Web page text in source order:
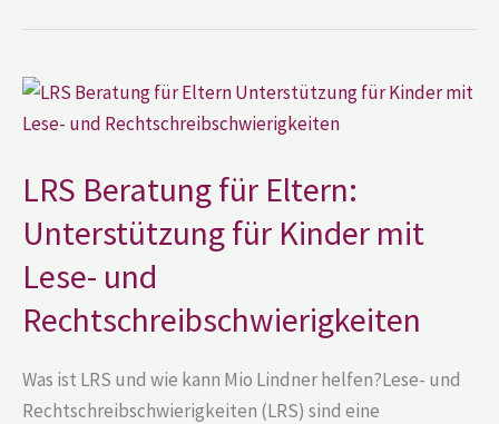
LRS Beratung für Eltern:
Unterstützung für Kinder mit
Lese- und
Rechtschreibschwierigkeiten
Was ist LRS und wie kann Mio Lindner helfen?Lese- und
Rechtschreibschwierigkeiten (LRS) sind eine
LRS
Beratung
für
für
Kinder
mit
Lese-
Rechtschreibschwierigkeiten